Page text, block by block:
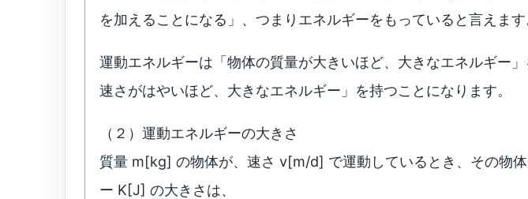
を加えることになる」、つまりエネルギーをもっていると言えます
運動エネルギーは「物体の質量が大きいほど、大きなエネルギー
速さがはやいほど、大きなエネルギー」を持つことになります。
（２）運動エネルギーの大きさ
質量 m[kg] の物体が、速さ v[m/d] で運動しているとき、その物
ー K[J] の大きさは、